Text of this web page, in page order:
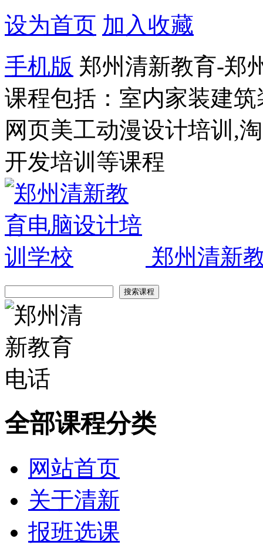
设为首页 加入收藏
手机版 郑州清新教育-郑
课程包括：室内家装建
网页美工动漫设计培训,
开发培训等课程
郑州清新
全部课程分类
网站首页
关于清新
报班选课